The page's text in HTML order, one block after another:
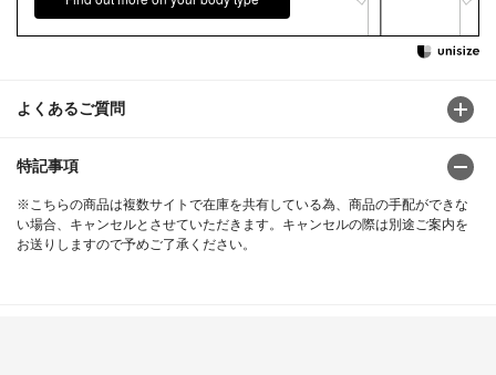
よくあるご質問
特記事項
※こちらの商品は複数サイトで在庫を共有している為、商品の手配ができな
い場合、キャンセルとさせていただきます。キャンセルの際は別途ご案内を
お送りしますので予めご了承ください。